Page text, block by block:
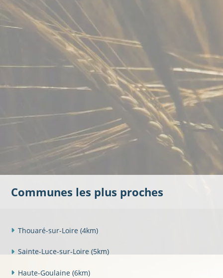
Communes les plus proches
Thouaré-sur-Loire (4km)
Sainte-Luce-sur-Loire (5km)
Haute-Goulaine (6km)